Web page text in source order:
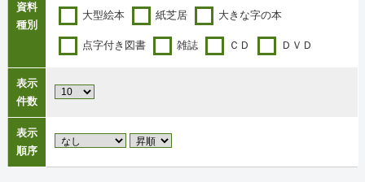
資料
種別
大型絵本 紙芝居 大きな字の本
点字付き図書 雑誌 ＣＤ ＤＶＤ
表示
件数
表示
順序